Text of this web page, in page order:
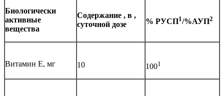
Биологически
активные
вещества
Содержание , в ,
суточной дозе
% РУСП1/%АУП2
Витамин Е, мг 10 1001